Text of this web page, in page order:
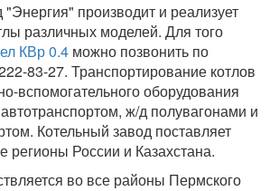
производит и реализует
различных моделей. Для того
КВр 0.4 можно позвонить по
83-27. Транспортирование котлов
вспомогательного оборудования
ж/д полувагонами и
Котельный завод поставляет
регионы России и Казахстана.
во все районы Пермского